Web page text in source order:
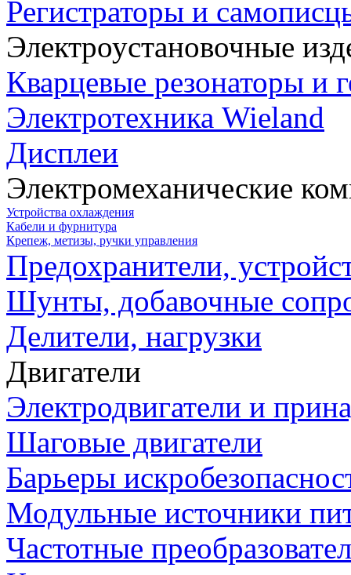
Регистраторы и
Электроустановочные
Кварцевые резонаторы и
Электротехника Wieland
Дисплеи
Электромеханические
Устройства охлаждения
Кабели и фурнитура
Крепеж, метизы, ручки управления
Предохранители,
Шунты, добавочные
Делители, нагрузки
Двигатели
Электродвигатели и
Шаговые двигатели
Барьеры
Модульные источники
Частотные